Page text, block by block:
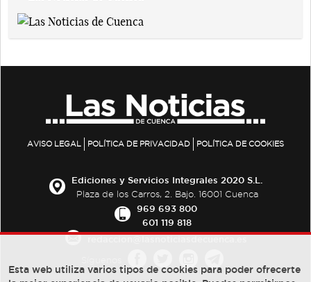
AVISO LEGAL POLÍTICA DE PRIVACIDAD POLÍTICA DE COOKIES
Ediciones y Servicios Integrales 2020 S.L.
Plaza de los Carros, 2. Bajo. 16001 Cuenca
969 693 800
601 119 818
Esta web utiliza varios tipos de cookies para poder ofrecerte